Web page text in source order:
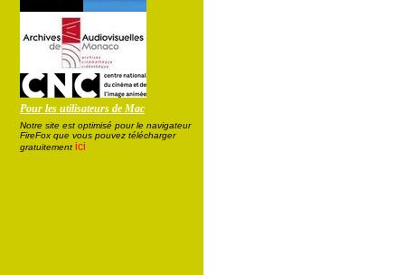
Pour les utilisateurs de Mac
Notre site est optimisé pour le navigateur
FireFox que vous pouvez télécharger
gratuitement ici